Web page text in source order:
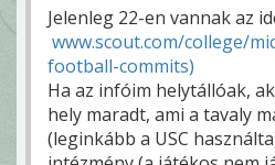
Jelenleg 22-en vannak az
www.scout.com/college/
football-commits)
Ha az infóim helytállóak,
hely maradt, ami a tavaly
(leginkább a USC